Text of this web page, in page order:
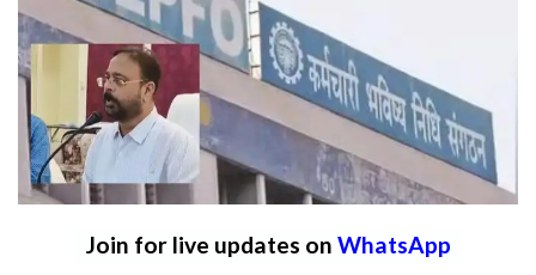
Join for live updates on WhatsApp